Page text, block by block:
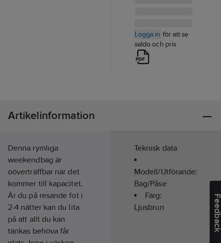
Logga in för att se
saldo och pris
Artikelinformation
Denna rymliga
weekendbag är
oöverträffbar när det
kommer till kapacitet.
Är du på resande fot i
2-4 nätter kan du lita
på att allt du kan
tänkas behöva får
Teknisk data
Modell/Utförande:
Bag/Påse
Färg:
Ljusbrun